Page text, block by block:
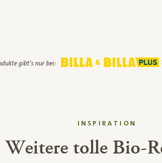
gibt's nur bei:
INSPIRATION
Weitere tolle Bio-